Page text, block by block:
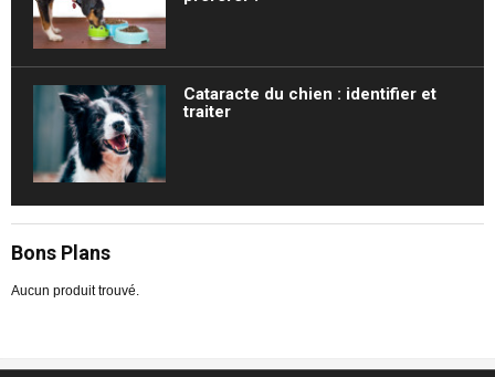
Cataracte du chien : identifier et
traiter
Bons Plans
Aucun produit trouvé.